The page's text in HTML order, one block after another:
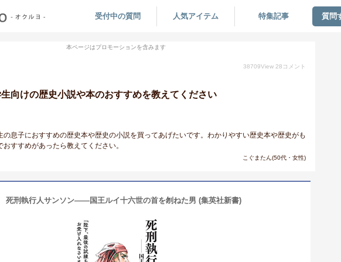
受付中の質問 人気アイテム 特集記事 質問
本ページはプロモーションを含みます
38709View 28 コメント
向けの歴史小説や本のおすすめを教えてください
の息子におすすめの歴史本や歴史の小説を買ってあげたいです。わかりやすい歴史本や歴史がも
すすめがあったら教えてください。
こぐまたん(50代・女性)
死刑執行人サンソン――国王ルイ十六世の首を刎ねた男 (集英社新書)